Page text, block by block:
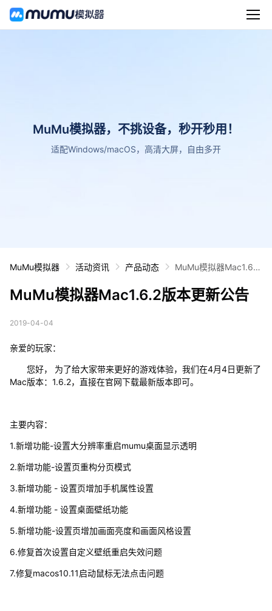
MuMu模拟器，不挑设备，秒开秒用！
适配Windows/macOS，高清大屏，自由多开
MuMu模拟器 活动资讯 产品动态
MuMu模拟器Mac1.6.2
MuMu模拟器Mac1.6.2版本更新公告
2019-04-04
亲爱的玩家：
您好， 为了给大家带来更好的游戏体验，我们在4月4日更新了
Mac版本：1.6.2，直接在官网下载最新版本即可。
主要内容：
1.新增功能-设置大分辨率重启mumu桌面显示透明
2.新增功能-设置页重构分页模式
3.新增功能 - 设置页增加手机属性设置
4.新增功能 - 设置桌面壁纸功能
5.新增功能-设置页增加画面亮度和画面风格设置
6.修复首次设置自定义壁纸重启失效问题
7.修复macos10.11启动鼠标无法点击问题